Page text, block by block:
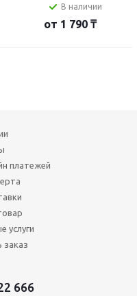
В наличии
от 1 790 ₸
платежей
услуги
666